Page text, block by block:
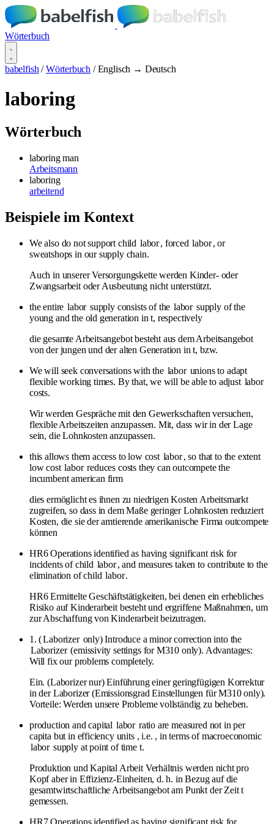
Wörterbuch
babelfish / Wörterbuch / Englisch → Deutsch
laboring
Wörterbuch
laboring man
Arbeitsmann
laboring
arbeitend
Beispiele im Kontext
We also do not support child labor, forced labor , or
sweatshops in our supply chain.
Auch in unserer Versorgungskette werden Kinder- oder
Zwangsarbeit oder Ausbeutung nicht unterstützt.
the entire labor supply consists of the labor supply of the
young and the old generation in t, respectively
die gesamte Arbeitsangebot besteht aus dem Arbeitsangebot
von der jungen und der alten Generation in t, bzw.
We will seek conversations with the labor unions to adapt
flexible working times. By that, we will be able to adjust labor
costs.
Wir werden Gespräche mit den Gewerkschaften versuchen,
flexible Arbeitszeiten anzupassen. Mit, dass wir in der Lage
sein, die Lohnkosten anzupassen.
this allows them access to low cost labor, so that to the extent
low cost labor reduces costs they can outcompete the
incumbent american firm
dies ermöglicht es ihnen zu niedrigen Kosten Arbeitsmarkt
zugreifen, so dass in dem Maße geringer Lohnkosten reduziert
Kosten, die sie der amtierende amerikanische Firma outcompete
können
HR6 Operations identified as having significant risk for
incidents of child labor, and measures taken to contribute to the
elimination of child labor.
HR6 Ermittelte Geschäftstätigkeiten, bei denen ein erhebliches
Risiko auf Kinderarbeit besteht und ergriffene Maßnahmen, um
zur Abschaffung von Kinderarbeit beizutragen.
1. (Laborizer only) Introduce a minor correction into the
Laborizer (emissivity settings for M310 only). Advantages:
Will fix our problems completely.
Ein. (Laborizer nur) Einführung einer geringfügigen Korrektur
in der Laborizer (Emissionsgrad Einstellungen für M310 only).
Vorteile: Werden unsere Probleme vollständig zu beheben.
production and capital labor ratio are measured not in per
capita but in efficiency units , i.e. , in terms of macroeconomic
labor supply at point of time t.
Produktion und Kapital Arbeit Verhältnis werden nicht pro
Kopf aber in Effizienz-Einheiten, d. h. in Bezug auf die
gesamtwirtschaftliche Arbeitsangebot am Punkt der Zeit t
gemessen.
HR7 Operations identified as having significant risk for